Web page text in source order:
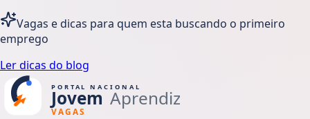
Vagas e dicas para quem esta buscando o primeiro
emprego
Ler dicas do blog